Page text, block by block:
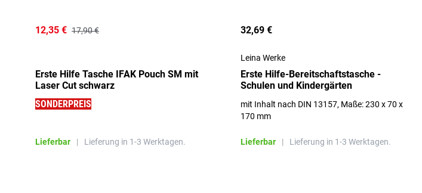
12,35 € 17,90 €
Erste Hilfe Tasche IFAK Pouch SM mit
Laser Cut schwarz
SONDERPREIS
Lieferbar | Lieferung in 1-3 Werktagen.
32,69 €
Leina Werke
Erste Hilfe-Bereitschaftstasche -
Schulen und Kindergärten
mit Inhalt nach DIN 13157, Maße: 230 x 70 x
170 mm
Lieferbar | Lieferung in 1-3 Werktagen.